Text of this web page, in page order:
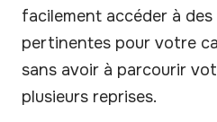
facilement accéder à
pertinentes pour votre
sans avoir à parcourir
plusieurs reprises.